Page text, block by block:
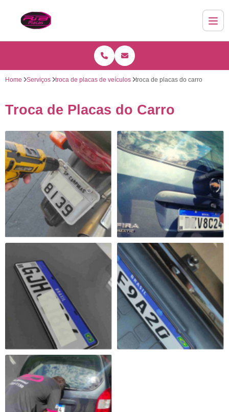
Home Serviços troca de placas de veículos troca de placas do carro
Troca de Placas do Carro